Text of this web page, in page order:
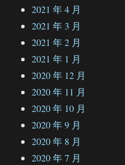
2021 年 4 月
2021 年 3 月
2021 年 2 月
2021 年 1 月
2020 年 12 月
2020 年 11 月
2020 年 10 月
2020 年 9 月
2020 年 8 月
2020 年 7 月